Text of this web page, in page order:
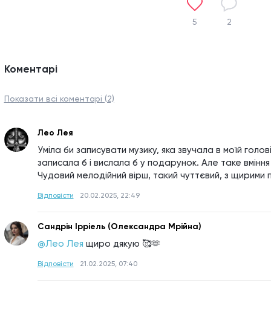
5 2
Коментарі
Показати всі коментарі (2)
Лео Лея
Уміла би записувати музику, яка звучала в моїй
записала б і вислала б у подарунок. Але таке вміння
Чудовий мелодійний вірш, такий чуттєвий, з
Відповісти 20.02.2025, 22:49
Сандрін Iрріель (Олександра Мрійна)
@Лео Лея щиро дякую 🥰🫶
Відповісти 21.02.2025, 07:40